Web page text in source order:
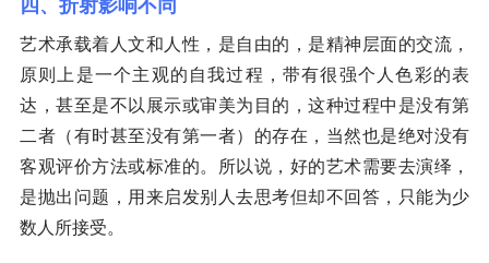
四、折射影响不同
艺术承载着人文和人性，是自由的，是精神层面的交流，
原则上是一个主观的自我过程，带有很强个人色彩的表
达，甚至是不以展示或审美为目的，这种过程中是没有第
二者（有时甚至没有第一者）的存在，当然也是绝对没有
客观评价方法或标准的。所以说，好的艺术需要去演绎，
是抛出问题，用来启发别人去思考但却不回答，只能为少
数人所接受。